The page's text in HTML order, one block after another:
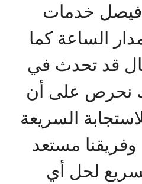
فيصل خدمات
الساعة كما
قد تحدث في
نحرص على أن
السريعة
وفريقنا مستعد
لحل أي